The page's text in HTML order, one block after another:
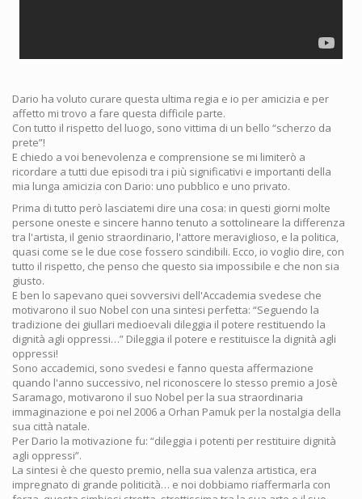
Dario ha voluto curare questa ultima regia e io per amicizia e per
affetto mi trovo a fare questa difficile parte.
Con tutto il rispetto del luogo, sono vittima di un bello “scherzo da
prete”!
E chiedo a voi benevolenza e comprensione se mi limiterò a
ricordare a tutti due episodi tra i più significativi e importanti della
mia lunga amicizia con Dario: uno pubblico e uno privato.
Prima di tutto però lasciatemi dire una cosa: in questi giorni molte
persone oneste e sincere hanno tenuto a sottolineare la differenza
tra l'artista, il genio straordinario, l'attore meraviglioso, e la politica,
quasi come se le due cose fossero scindibili. Ecco, io voglio dire, con
tutto il rispetto, che penso che questo sia impossibile e che non sia
giusto.
E ben lo sapevano quei sovversivi dell'Accademia svedese che
motivarono il suo Nobel con una sintesi perfetta: “Seguendo la
tradizione dei giullari medioevali dileggia il potere restituendo la
dignità agli oppressi…” Dileggia il potere e restituisce la dignità agli
oppressi!
Sono accademici, sono svedesi e fanno questa affermazione
quando l'anno successivo, nel riconoscere lo stesso premio a Josè
Saramago, motivarono il suo Nobel per la sua straordinaria
immaginazione e poi nel 2006 a Orhan Pamuk per la nostalgia della
sua città natale.
Per Dario la motivazione fu: “dileggia i potenti per restituire dignità
agli oppressi”.
La sintesi è che questo premio, nella sua valenza artistica, era
impregnato di grande politicità… e noi dobbiamo riaffermarla con